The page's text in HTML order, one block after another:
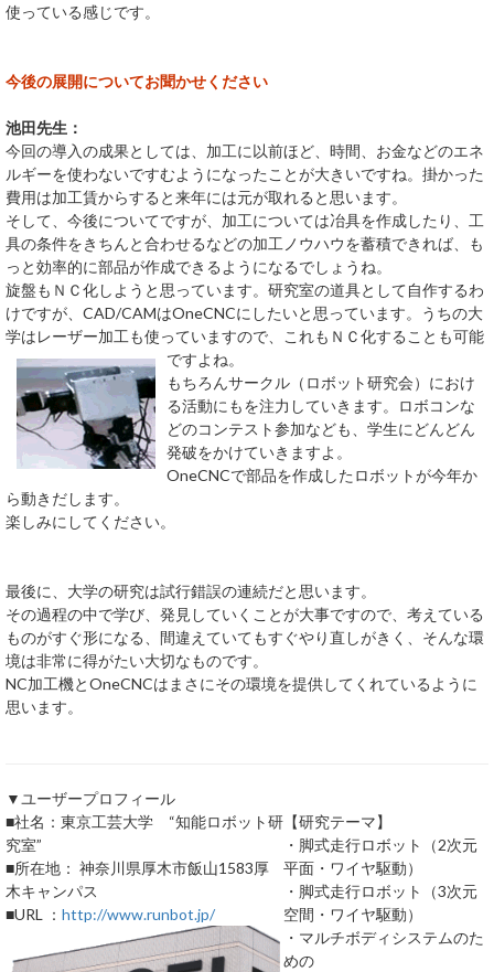
使っている感じです。
今後の展開についてお聞かせください
池田先生：
今回の導入の成果としては、加工に以前ほど、時間、お金などのエネ
ルギーを使わないですむようになったことが大きいですね。掛かった
費用は加工賃からすると来年には元が取れると思います。
そして、今後についてですが、加工については冶具を作成したり、工
具の条件をきちんと合わせるなどの加工ノウハウを蓄積できれば、も
っと効率的に部品が作成できるようになるでしょうね。
旋盤もＮＣ化しようと思っています。研究室の道具として自作するわ
けですが、CAD/CAMはOneCNCにしたいと思っています。うちの大
学はレーザー加工も使っていますので、これもＮＣ化することも可能
ですよね。
もちろんサークル（ロボット研究会）におけ
る活動にもを注力していきます。ロボコンな
どのコンテスト参加なども、学生にどんどん
発破をかけていきますよ。
OneCNCで部品を作成したロボットが今年か
ら動きだします。
楽しみにしてください。
最後に、大学の研究は試行錯誤の連続だと思います。
その過程の中で学び、発見していくことが大事ですので、考えている
ものがすぐ形になる、間違えていてもすぐやり直しがきく、そんな環
境は非常に得がたい大切なものです。
NC加工機とOneCNCはまさにその環境を提供してくれているように
思います。
▼ユーザープロフィール
■社名：東京工芸大学 “知能ロボット研
究室”
■所在地： 神奈川県厚木市飯山1583厚
木キャンパス
■URL ： http://www.runbot.jp/
【研究テーマ】
・脚式走行ロボット（2次元
平面・ワイヤ駆動）
・脚式走行ロボット（3次元
空間・ワイヤ駆動）
・マルチボディシステムのた
めの